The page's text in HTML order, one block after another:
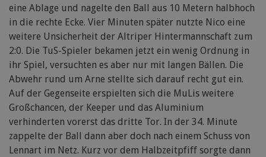
eine Ablage und nagelte den Ball aus 10 Metern halbhoch
in die rechte Ecke. Vier Minuten später nutzte Nico eine
weitere Unsicherheit der Altriper Hintermannschaft zum
2:0. Die TuS-Spieler bekamen jetzt ein wenig Ordnung in
ihr Spiel, versuchten es aber nur mit langen Bällen. Die
Abwehr rund um Arne stellte sich darauf recht gut ein.
Auf der Gegenseite erspielten sich die MuLis weitere
Großchancen, der Keeper und das Aluminium
verhinderten vorerst das dritte Tor. In der 34. Minute
zappelte der Ball dann aber doch nach einem Schuss von
Lennart im Netz. Kurz vor dem Halbzeitpfiff sorgte dann